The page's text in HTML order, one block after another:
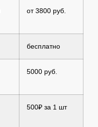
от 3800 руб.
бесплатно
5000 руб.
500₽ за 1 шт